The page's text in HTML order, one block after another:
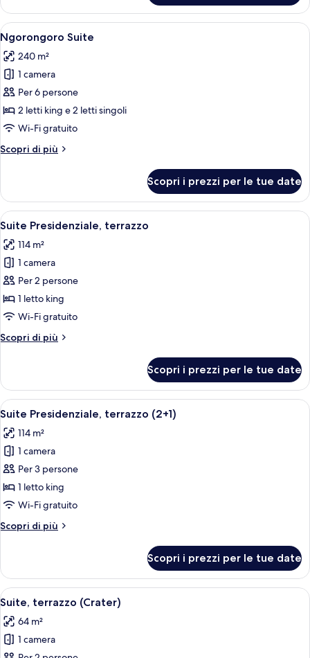
(The
Rim)
Apri
tutte
le
foto
per
Ngorongoro
Suite
Un soggiorno spazioso con divani
8
Ngorongoro Suite
240 m²
1 camera
Per 6 persone
2 letti king e 2 letti singoli
Wi-Fi gratuito
Scopri di più
Altri
Suite
Scopri i prezzi per le tue date
Apri
tutte
le
foto
per
Suite
Presidenziale,
Camera d'albergo con balcone vista
6
Suite Presidenziale, terrazzo
114 m²
1 camera
Per 2 persone
1 letto king
Wi-Fi gratuito
Scopri di più
Altri
Presidenziale,
terrazzo
Scopri i prezzi per le tue date
Apri
tutte
le
foto
per
Suite
Presidenziale,
(2+1)
Camera d'albergo con balcone vista
6
Suite Presidenziale, terrazzo (2+1)
114 m²
1 camera
Per 3 persone
1 letto king
Wi-Fi gratuito
Scopri di più
Altri
Presidenziale,
terrazzo
(2+1)
Scopri i prezzi per le tue date
Apri
tutte
le
foto
Un balcone con due poltrone di
6
Suite, terrazzo (Crater)
64 m²
1 camera